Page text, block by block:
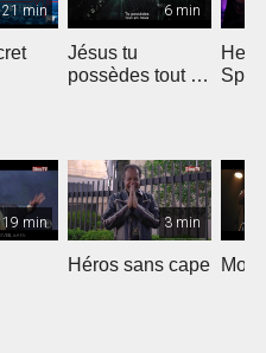
21 min 6 min
Jésus tu
possèdes tout en
He
19 min 3 min
Héros sans cape Moi